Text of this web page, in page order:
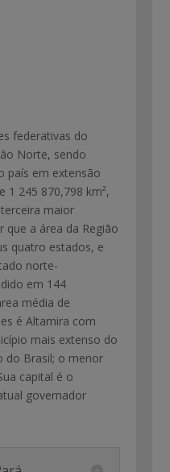
federativas do
Norte, sendo
país em extensão
1 245 870,798 km²,
maior
que a área da Região
quatro estados, e
norte-
em 144
média de
é Altamira com
mais extenso do
do Brasil; o menor
capital é o
governador